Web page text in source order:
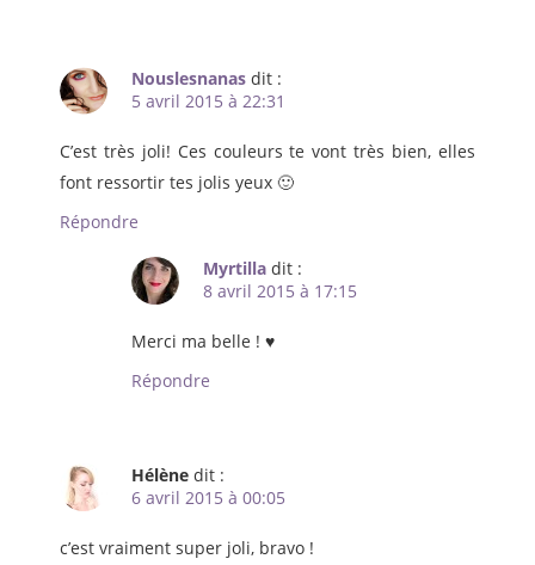
Nouslesnanas dit :
5 avril 2015 à 22:31
C’est très joli! Ces couleurs te vont très bien, elles
font ressortir tes jolis yeux 🙂
Répondre
Myrtilla dit :
8 avril 2015 à 17:15
Merci ma belle ! ♥
Répondre
Hélène dit :
6 avril 2015 à 00:05
c’est vraiment super joli, bravo !